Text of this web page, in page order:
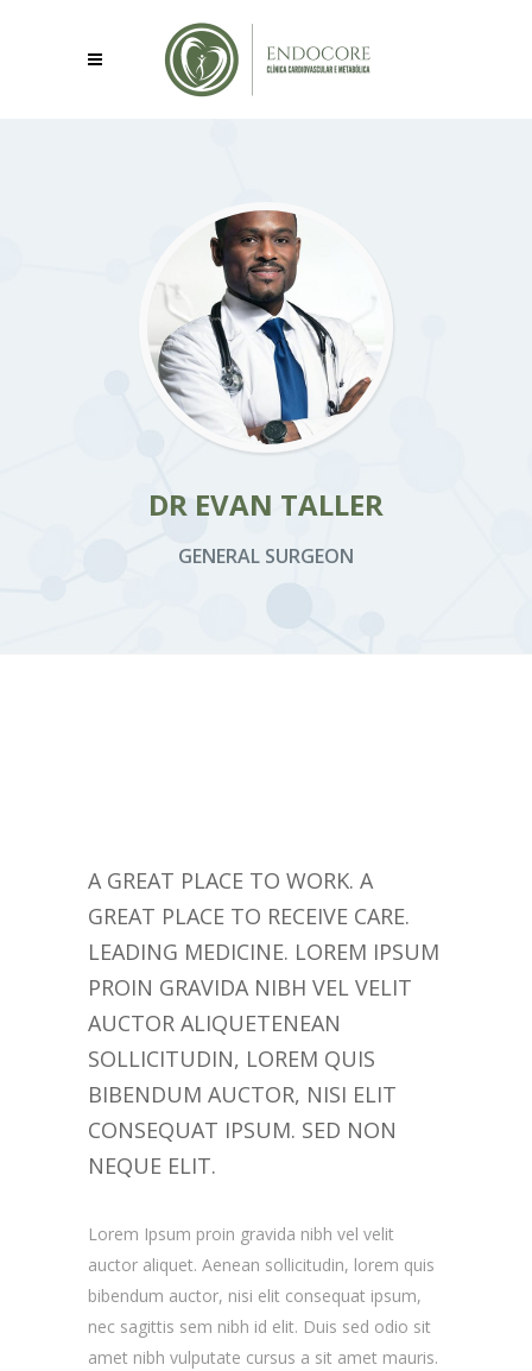
DR EVAN TALLER
GENERAL SURGEON
A GREAT PLACE TO WORK. A
GREAT PLACE TO RECEIVE CARE.
LEADING MEDICINE. LOREM IPSUM
PROIN GRAVIDA NIBH VEL VELIT
AUCTOR ALIQUETENEAN
SOLLICITUDIN, LOREM QUIS
BIBENDUM AUCTOR, NISI ELIT
CONSEQUAT IPSUM. SED NON
NEQUE ELIT.
Lorem Ipsum proin gravida nibh vel velit
auctor aliquet. Aenean sollicitudin, lorem quis
bibendum auctor, nisi elit consequat ipsum,
nec sagittis sem nibh id elit. Duis sed odio sit
amet nibh vulputate cursus a sit amet mauris.